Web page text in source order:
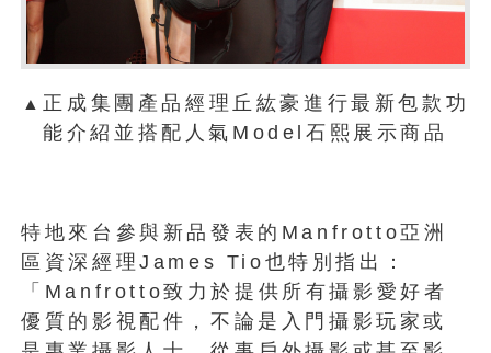
▲ 正成集團產品經理丘紘豪進行最新包款功
能介紹並搭配人氣Model石熙展示商品
特地來台參與新品發表的Manfrotto亞洲
區資深經理James Tio也特別指出：
「Manfrotto致力於提供所有攝影愛好者
優質的影視配件，不論是入門攝影玩家或